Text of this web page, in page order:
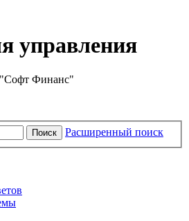
управления
Финанс"
Поиск Расширенный поиск